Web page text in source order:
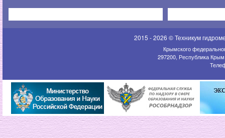
2015 - 2026 © Техникум
Крымского
297200, Республика